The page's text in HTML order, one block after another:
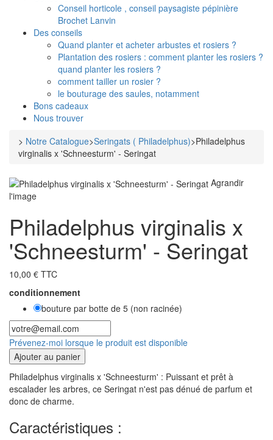
Conseil horticole , conseil paysagiste pépinière
Brochet Lanvin
Des conseils
Quand planter et acheter arbustes et rosiers ?
Plantation des rosiers : comment planter les rosiers ?
quand planter les rosiers ?
comment tailler un rosier ?
le bouturage des saules, notamment
Bons cadeaux
Nous trouver
> Notre Catalogue>Seringats ( Philadelphus)>Philadelphus
virginalis x 'Schneesturm' - Seringat
Agrandir
l'image
Philadelphus virginalis x
'Schneesturm' - Seringat
10,00 € TTC
conditionnement
bouture par botte de 5 (non racinée)
Prévenez-moi lorsque le produit est disponible
Ajouter au panier
Philadelphus virginalis x 'Schneesturm' : Puissant et prêt à
escalader les arbres, ce Seringat n'est pas dénué de parfum et
donc de charme.
Caractéristiques :